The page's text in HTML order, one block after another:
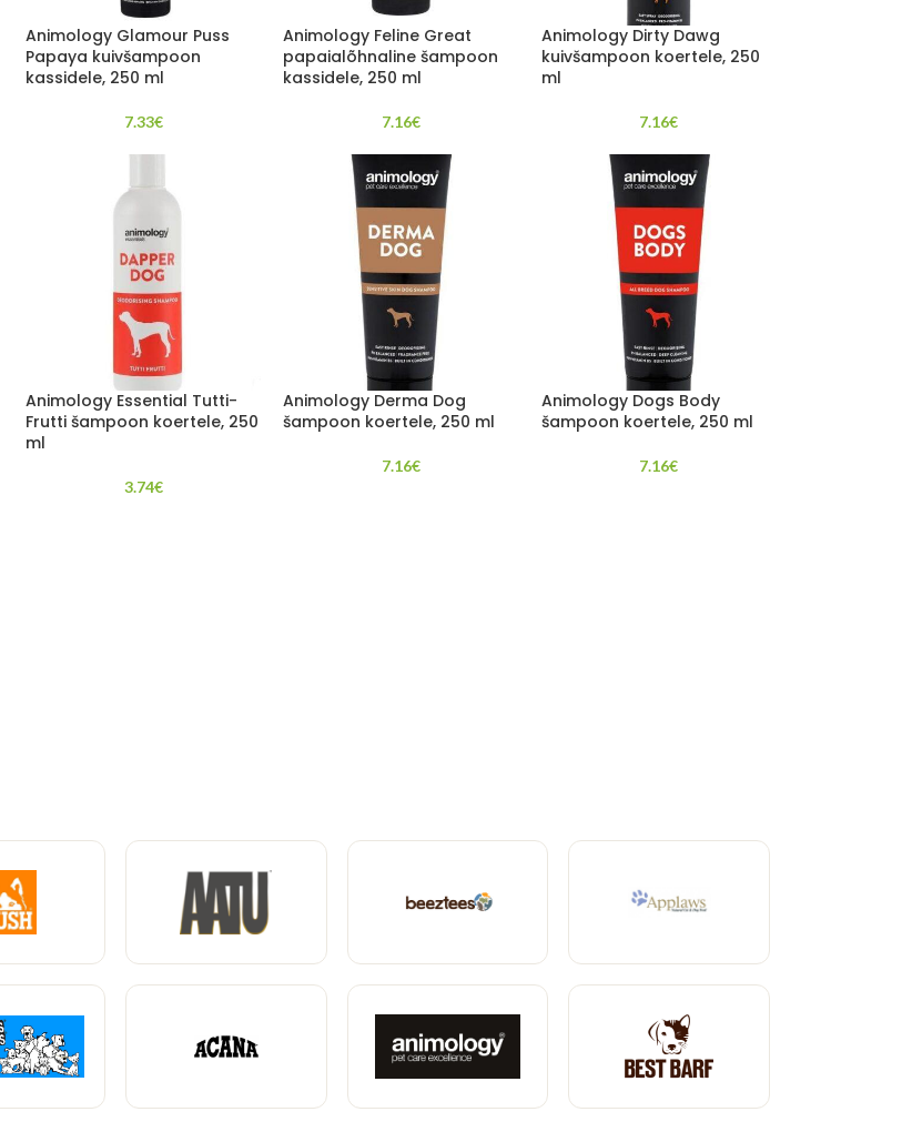
Animology Glamour Puss
Papaya kuivšampoon
kassidele, 250 ml
7.33€
Animology Feline Great
papaialõhnaline šampoon
kassidele, 250 ml
7.16€
Animology Dirty Dawg
kuivšampoon koertele, 250
ml
7.16€
Animology Essential Tutti-
Frutti šampoon koertele, 250
ml
3.74€
Animology Derma Dog
šampoon koertele, 250 ml
7.16€
Animology Dogs Body
šampoon koertele, 250 ml
7.16€